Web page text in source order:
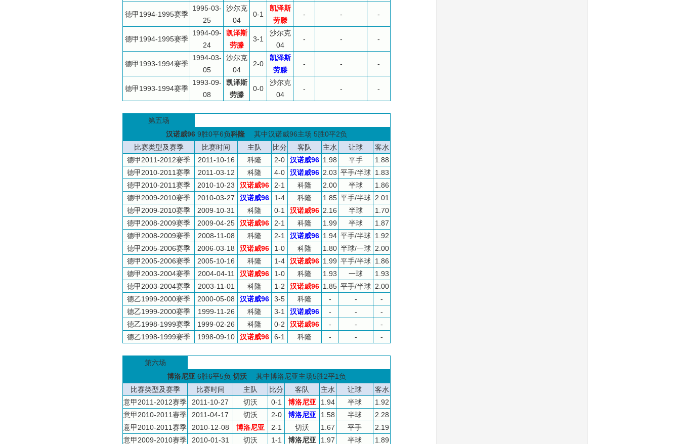
德甲1994-1995赛季
1995-03-
25
沙尔克
04
0-1
凯泽斯
劳滕
- - -
德甲1994-1995赛季
1994-09-
24
凯泽斯
劳滕
3-1
沙尔克
04
- - -
德甲1993-1994赛季
1994-03-
05
沙尔克
04
2-0
凯泽斯
劳滕
- - -
德甲1993-1994赛季
1993-09-
08
凯泽斯
劳滕
0-0
沙尔克
04
- - -
第五场
汉诺威96 9胜0平6负科隆 其中汉诺威96主场 5胜0平2负
比赛类型及赛季
比赛时间 主队 比分 客队 主水 让球
客水
德甲2011-2012赛季
2011-10-16 科隆 2-0 汉诺威96 1.98 平手
1.88
德甲2010-2011赛季
2011-03-12 科隆 4-0 汉诺威96 2.03 平手/半球 1.83
德甲2010-2011赛季
2010-10-23 汉诺威96 2-1 科隆 2.00 半球
1.86
德甲2009-2010赛季
2010-03-27 汉诺威96 1-4 科隆 1.85 平手/半球 2.01
德甲2009-2010赛季
2009-10-31 科隆 0-1 汉诺威96 2.16 半球
1.70
德甲2008-2009赛季
2009-04-25 汉诺威96 2-1 科隆 1.99 半球
1.87
德甲2008-2009赛季
2008-11-08 科隆 2-1 汉诺威96 1.94 平手/半球 1.92
德甲2005-2006赛季
2006-03-18 汉诺威96 1-0 科隆 1.80 半球/一球 2.00
德甲2005-2006赛季
2005-10-16 科隆 1-4 汉诺威96 1.99 平手/半球 1.86
德甲2003-2004赛季
2004-04-11 汉诺威96 1-0 科隆 1.93 一球
1.93
德甲2003-2004赛季
2003-11-01 科隆 1-2 汉诺威96 1.85 平手/半球 2.00
德乙1999-2000赛季
2000-05-08 汉诺威96 3-5 科隆 - -
-
德乙1999-2000赛季
1999-11-26 科隆 3-1 汉诺威96 - -
-
德乙1998-1999赛季
1999-02-26 科隆 0-2 汉诺威96 - -
-
德乙1998-1999赛季
1998-09-10 汉诺威96 6-1 科隆 - - -
第六场
博洛尼亚 6胜6平5负 切沃 其中博洛尼亚主场5胜2平1负
比赛类型及赛季
比赛时间 主队 比分 客队 主水 让球
客水
意甲2011-2012赛季
2011-10-27 切沃 0-1 博洛尼亚 1.94 半球
1.92
意甲2010-2011赛季
2011-04-17 切沃 2-0 博洛尼亚 1.58 半球
2.28
意甲2010-2011赛季
2010-12-08 博洛尼亚 2-1 切沃 1.67 平手
2.19
意甲2009-2010赛季
2010-01-31 切沃 1-1 博洛尼亚 1.97 半球 1.89